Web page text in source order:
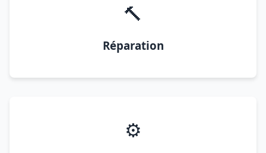
🔨
Réparation
⚙️